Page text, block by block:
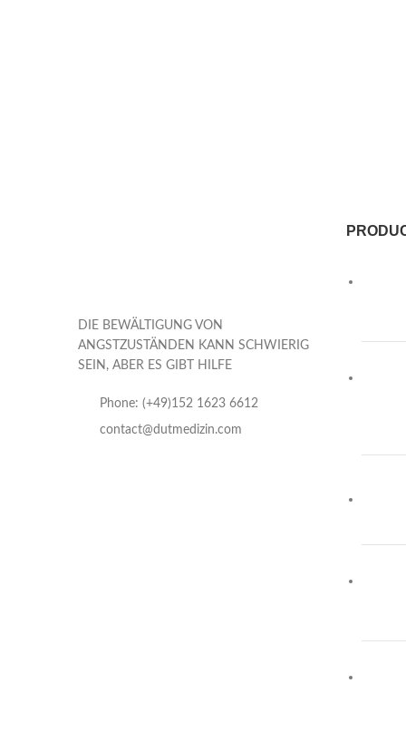
DIE BEWÄLTIGUNG VON
ANGSTZUSTÄNDEN KANN SCHWIERIG
SEIN, ABER ES GIBT HILFE
Phone: (+49)152 1623 6612
contact@dutmedizin.com